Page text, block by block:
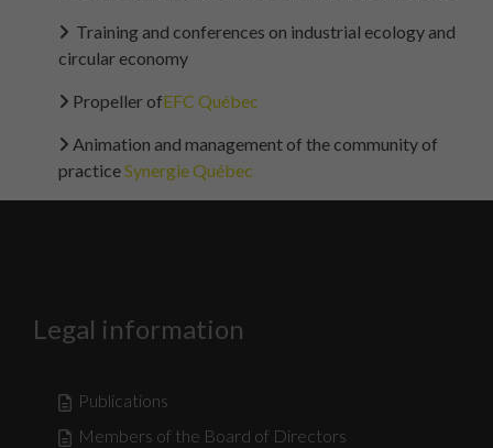
Training and conferences on industrial ecology and
circular economy
Propeller ofEFC Québec
Animation and management of the community of
practiceSynergie Québec
Legal information
Publications
Members of the Board of Directors